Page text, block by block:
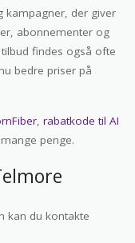
kampagner, der giver
abonnementer og
findes også ofte
bedre priser på
, rabatkode til AI
penge.
kan du kontakte